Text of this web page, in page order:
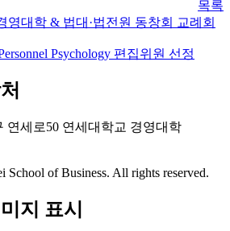
목록
영대학 & 법대·법전원 동창회 교례회
Psychology 편집위원 선정
연세로50 연세대학교 경영대학
School of Business. All rights reserved.
지 표시